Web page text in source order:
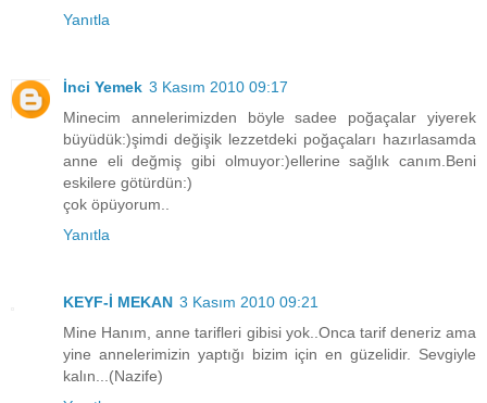
Yanıtla
İnci Yemek 3 Kasım 2010 09:17
Minecim annelerimizden böyle sadee poğaçalar yiyerek
büyüdük:)şimdi değişik lezzetdeki poğaçaları hazırlasamda
anne eli değmiş gibi olmuyor:)ellerine sağlık canım.Beni
eskilere götürdün:)
çok öpüyorum..
Yanıtla
KEYF-İ MEKAN 3 Kasım 2010 09:21
Mine Hanım, anne tarifleri gibisi yok..Onca tarif deneriz ama
yine annelerimizin yaptığı bizim için en güzelidir. Sevgiyle
kalın...(Nazife)